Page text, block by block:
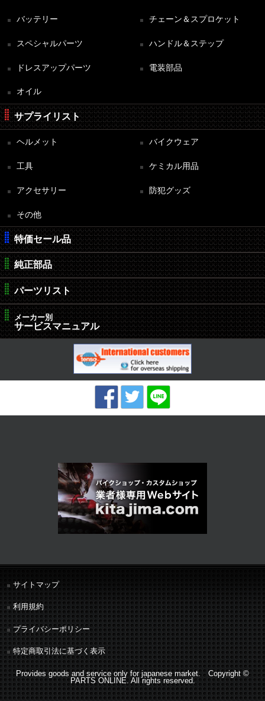
バッテリー チェーン＆スプロケット
スペシャルパーツ ハンドル＆ステップ
ドレスアップパーツ 電装部品
オイル
サプライリスト
ヘルメット バイクウェア
工具 ケミカル用品
アクセサリー 防犯グッズ
その他
特価セール品
純正部品
パーツリスト
メーカー別
サービスマニュアル
サイトマップ
利用規約
プライバシーポリシー
特定商取引法に基づく表示
Provides goods and service only for japanese market. Copyright ©
PARTS ONLINE. All rights reserved.